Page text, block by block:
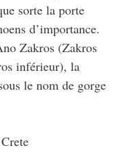
sorte la porte
d’importance.
Zakros (Zakros
inférieur), la
le nom de gorge